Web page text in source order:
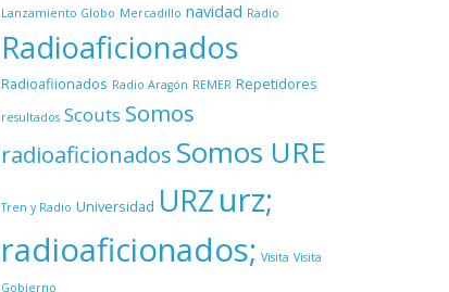
Lanzamiento Globo Mercadillo navidad Radio
Radioaficionados
Radioafiionados Radio Aragón REMER Repetidores
resultados Scouts Somos
radioaficionados Somos URE
Tren y Radio Universidad URZurz;
radioaficionados; Visita Visita
Gobierno